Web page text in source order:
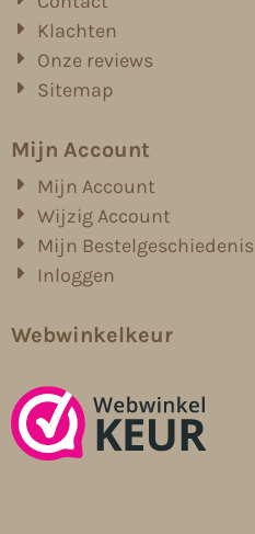
Klachten
Onze reviews
Sitemap
Mijn Account
Mijn Account
Wijzig Account
Mijn Bestelgeschiedenis
Inloggen
Webwinkelkeur